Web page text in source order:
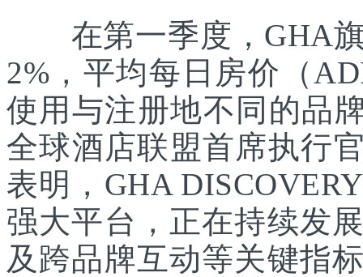
在第一季度，GHA旗
2%，平均每日房价（
使用与注册地不同的品
全球酒店联盟首席执行
表明，GHA
强大平台，正在持续发
及跨品牌互动等关键指